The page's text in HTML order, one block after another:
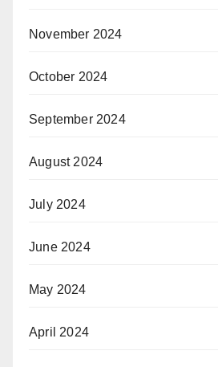
November 2024
October 2024
September 2024
August 2024
July 2024
June 2024
May 2024
April 2024